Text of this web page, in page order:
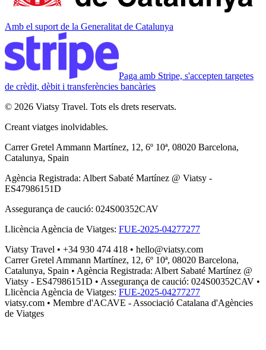
Amb el suport de la Generalitat de Catalunya
Paga amb Stripe, s'accepten targetes
de crèdit, dèbit i transferències bancàries
© 2026 Viatsy Travel. Tots els drets reservats.
Creant viatges inolvidables.
Carrer Gretel Ammann Martínez, 12, 6º 10ª, 08020 Barcelona,
Catalunya, Spain
Agència Registrada: Albert Sabaté Martínez @ Viatsy -
ES47986151D
Assegurança de caució: 024S00352CAV
Llicència Agència de Viatges: FUE-2025-04277277
Viatsy Travel • +34 930 474 418 • hello@viatsy.com
Carrer Gretel Ammann Martínez, 12, 6º 10ª, 08020 Barcelona,
Catalunya, Spain • Agència Registrada: Albert Sabaté Martínez @
Viatsy - ES47986151D • Assegurança de caució: 024S00352CAV •
Llicència Agència de Viatges: FUE-2025-04277277
viatsy.com • Membre d'ACAVE - Associació Catalana d'Agències
de Viatges